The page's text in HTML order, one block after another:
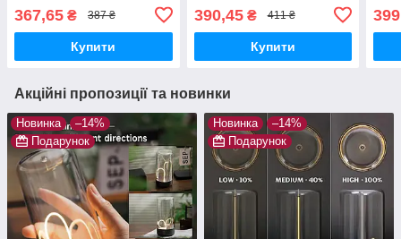
367,65 ₴ 387 ₴
Купити
390,45₴ 411 ₴
Купити
399
Акційні пропозиції та новинки
Новинка
–14%
Подарунок
Новинка
–14%
Подарунок